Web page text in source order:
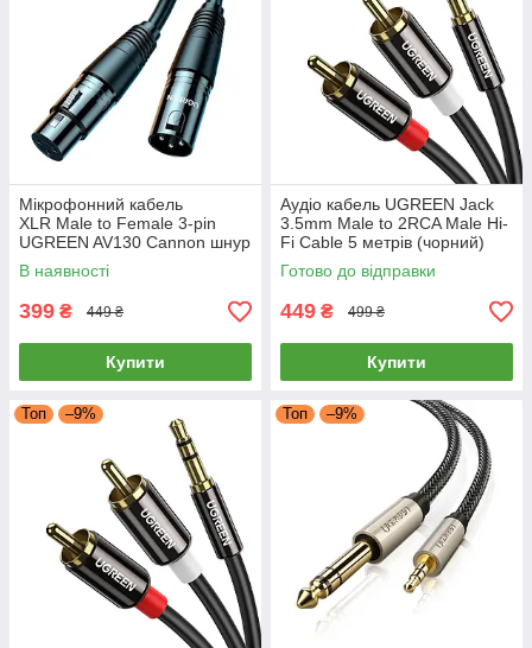
Мікрофонний кабель
XLR Male to Female 3-pin
UGREEN AV130 Cannon шнур
подовжувач для мікшера
підсилювача 3 метри
В наявності
399 ₴ 449 ₴
Купити
Аудіо кабель UGREEN Jack
3.5mm Male to 2RCA Male Hi-
Fi Cable 5 метрів (чорний)
AV116
Готово до відправки
449 ₴ 499 ₴
Купити
Топ –9% Топ –9%